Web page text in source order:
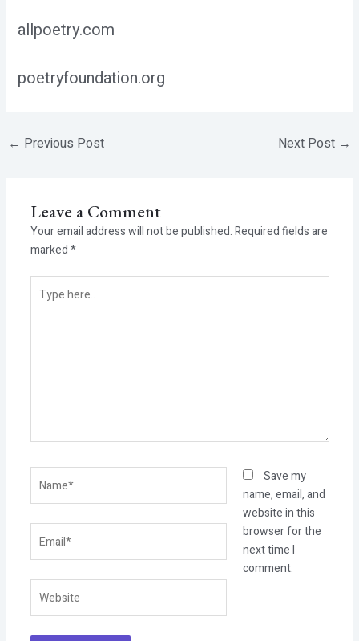
allpoetry.com
poetryfoundation.org
← Previous Post Next Post →
Leave a Comment
Your email address will not be published.Required fields are
marked*
here..
Save my
name, email, and
website in this
browser for the
next time I
comment.